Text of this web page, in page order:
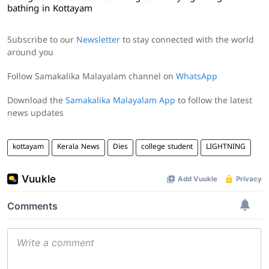
bathing in Kottayam
Subscribe to our Newsletter to stay connected with the world
around you
Follow Samakalika Malayalam channel on WhatsApp
Download the Samakalika Malayalam App to follow the latest
news updates
kottayam Kerala News Dies college student LIGHTNING